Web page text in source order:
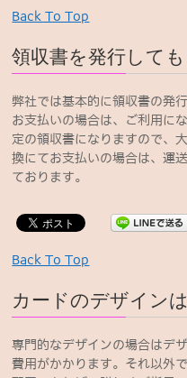
Back To Top
領収書を発行して
弊社では基本的に領収書の発
お支払いの場合は、ご利用に
定の領収書になりますので、
換にてお支払いの場合は、運
ております。
Back To Top
カードのデザイン
専門的なデザインの場合はデ
費用がかかります。それ以外